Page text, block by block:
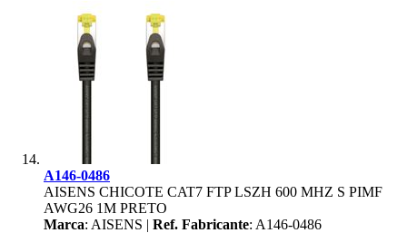
A146-0486
AISENS CHICOTE CAT7 FTP LSZH 600 MHZ S PIMF
AWG26 1M PRETO
Marca: AISENS | Ref. Fabricante: A146-0486